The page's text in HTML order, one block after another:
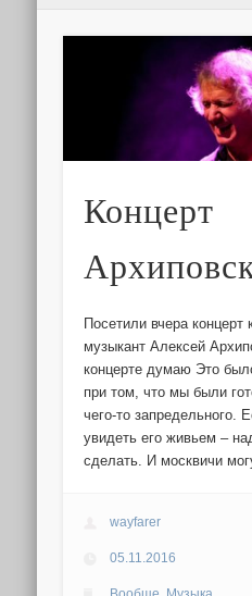
Концерт
Посетили вчера
музыкант Алексей
концерте думаю Это
при том, что мы были
чего-то запредельного.
увидеть его живьем –
сделать. И москвичи
wayfarer
05.11.2016